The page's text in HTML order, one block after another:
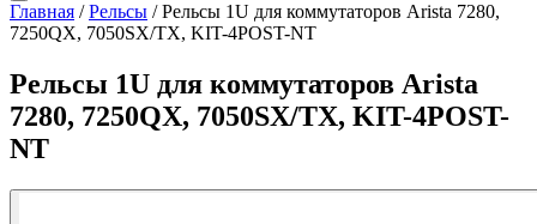
Главная / Рельсы / Рельсы 1U для коммутаторов Arista 7280,
7250QX, 7050SX/TX, KIT-4POST-NT
Рельсы 1U для коммутаторов Arista
7280, 7250QX, 7050SX/TX, KIT-4POST-
NT